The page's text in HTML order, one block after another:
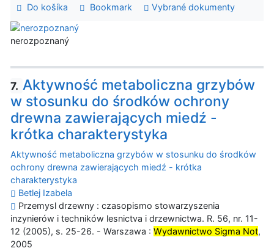
Do košíka Bookmark Vybrané dokumenty
nerozpoznaný
7. Aktywność metaboliczna grzybów
w stosunku do środków ochrony
drewna zawierających miedź -
krótka charakterystyka
Aktywność metaboliczna grzybów w stosunku do środków
ochrony drewna zawierających miedź - krótka
charakterystyka
Betlej Izabela
Przemysl drzewny : czasopismo stowarzyszenia
inzynierów i techników lesnictva i drzewnictwa. R. 56, nr. 11-
12 (2005), s. 25-26. - Warszawa : Wydawnictwo Sigma Not,
2005